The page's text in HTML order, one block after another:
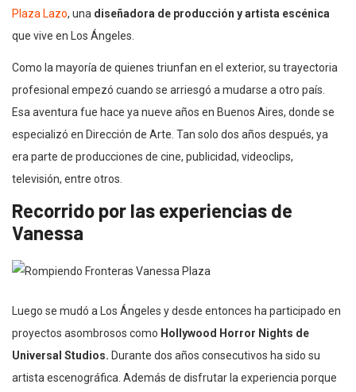
Plaza Lazo, una diseñadora de producción y artista escénica
que vive en Los Ángeles.
Como la mayoría de quienes triunfan en el exterior, su trayectoria
profesional empezó cuando se arriesgó a mudarse a otro país.
Esa aventura fue hace ya nueve años en Buenos Aires, donde se
especializó en Dirección de Arte. Tan solo dos años después, ya
era parte de producciones de cine, publicidad, videoclips,
televisión, entre otros.
Recorrido por las experiencias de
Vanessa
Luego se mudó a Los Ángeles y desde entonces ha participado en
proyectos asombrosos como Hollywood Horror Nights de
Universal Studios. Durante dos años consecutivos ha sido su
artista escenográfica. Además de disfrutar la experiencia porque